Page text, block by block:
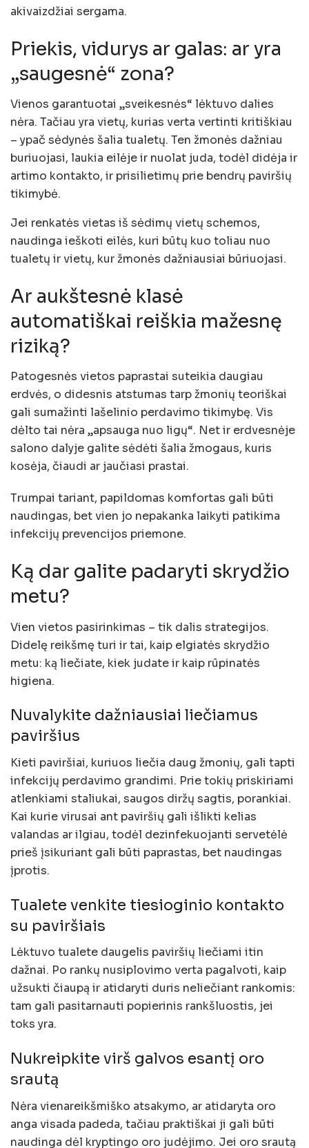
akivaizdžiai sergama.
Priekis, vidurys ar galas: ar yra
„saugesnė“ zona?
Vienos garantuotai „sveikesnės“ lėktuvo dalies
nėra. Tačiau yra vietų, kurias verta vertinti kritiškiau
– ypač sėdynės šalia tualetų. Ten žmonės dažniau
buriuojasi, laukia eilėje ir nuolat juda, todėl didėja ir
artimo kontakto, ir prisilietimų prie bendrų paviršių
tikimybė.
Jei renkatės vietas iš sėdimų vietų schemos,
naudinga ieškoti eilės, kuri būtų kuo toliau nuo
tualetų ir vietų, kur žmonės dažniausiai būriuojasi.
Ar aukštesnė klasė
automatiškai reiškia mažesnę
riziką?
Patogesnės vietos paprastai suteikia daugiau
erdvės, o didesnis atstumas tarp žmonių teoriškai
gali sumažinti lašelinio perdavimo tikimybę. Vis
dėlto tai nėra „apsauga nuo ligų“. Net ir erdvesnėje
salono dalyje galite sėdėti šalia žmogaus, kuris
kosėja, čiaudi ar jaučiasi prastai.
Trumpai tariant, papildomas komfortas gali būti
naudingas, bet vien jo nepakanka laikyti patikima
infekcijų prevencijos priemone.
Ką dar galite padaryti skrydžio
metu?
Vien vietos pasirinkimas – tik dalis strategijos.
Didelę reikšmę turi ir tai, kaip elgiatės skrydžio
metu: ką liečiate, kiek judate ir kaip rūpinatės
higiena.
Nuvalykite dažniausiai liečiamus
paviršius
Kieti paviršiai, kuriuos liečia daug žmonių, gali tapti
infekcijų perdavimo grandimi. Prie tokių priskiriami
atlenkiami staliukai, saugos diržų sagtis, porankiai.
Kai kurie virusai ant paviršių gali išlikti kelias
valandas ar ilgiau, todėl dezinfekuojanti servetėlė
prieš įsikuriant gali būti paprastas, bet naudingas
įprotis.
Tualete venkite tiesioginio kontakto
su paviršiais
Lėktuvo tualete daugelis paviršių liečiami itin
dažnai. Po rankų nusiplovimo verta pagalvoti, kaip
užsukti čiaupą ir atidaryti duris neliečiant rankomis:
tam gali pasitarnauti popierinis rankšluostis, jei
toks yra.
Nukreipkite virš galvos esantį oro
srautą
Nėra vienareikšmiško atsakymo, ar atidaryta oro
anga visada padeda, tačiau praktiškai ji gali būti
naudinga dėl kryptingo oro judėjimo. Jei oro srautą